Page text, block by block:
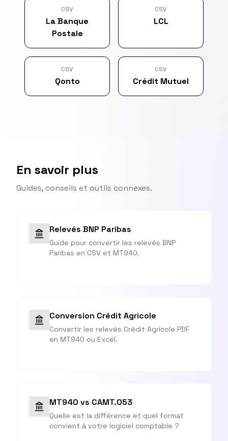
CSV
La Banque
Postale
CSV
LCL
CSV
Qonto
CSV
Crédit Mutuel
En savoir plus
Guides, conseils et outils connexes.
Relevés BNP Paribas
Guide pour convertir les relevés BNP
Paribas en CSV et MT940.
Conversion Crédit Agricole
Convertir les relevés Crédit Agricole PDF
en MT940 ou Excel.
MT940 vs CAMT.053
Quelle est la différence et quel format
convient à votre logiciel comptable ?